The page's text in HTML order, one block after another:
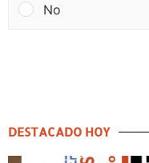
No
DESTACADO HOY